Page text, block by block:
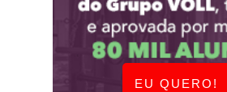
EU QUERO!